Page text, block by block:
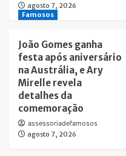
agosto 7, 2026
Famosos
João Gomes ganha
festa após aniversário
na Austrália, e Ary
Mirelle revela
detalhes da
comemoração
assessoriadefamosos
agosto 7, 2026